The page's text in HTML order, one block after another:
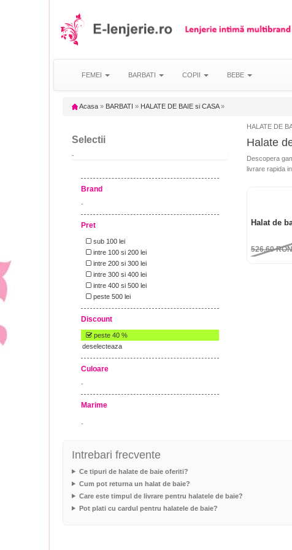
FEMEI BARBATI COPII BEBE
Acasa » BARBATI » HALATE DE BAIE si CASA »
Selectii
-
Brand
-
Pret
sub 100 lei
intre 100 si 200 lei
intre 200 si 300 lei
intre 300 si 400 lei
intre 400 si 500 lei
peste 500 lei
Discount
peste 40 %
deselecteaza
Culoare
-
Marime
-
HALATE DE
Halate
Descopera
livrare rapida
Halat de
526,60RON
Intrebari frecvente
Ce tipuri de halate de baie oferiti?
Cum pot returna un halat de baie?
Care este timpul de livrare pentru halatele de baie?
Pot plati cu cardul pentru halatele de baie?